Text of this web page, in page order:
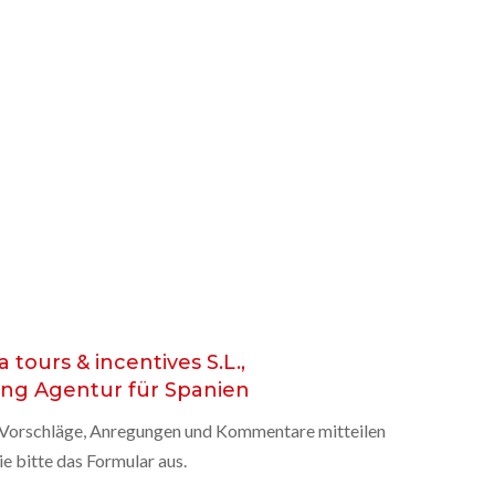
tours & incentives S.L.,
Agentur für Spanien
Anregungen und Kommentare mitteilen
bitte das Formular aus.